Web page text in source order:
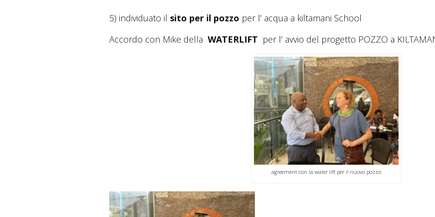
5) individuato il sito per il pozzo per l’ acqua a kiltamani School
Accordo con Mike della WATERLIFT per l’ avvio del progetto POZZO a
agreement con la water lift per il nuovo pozzo